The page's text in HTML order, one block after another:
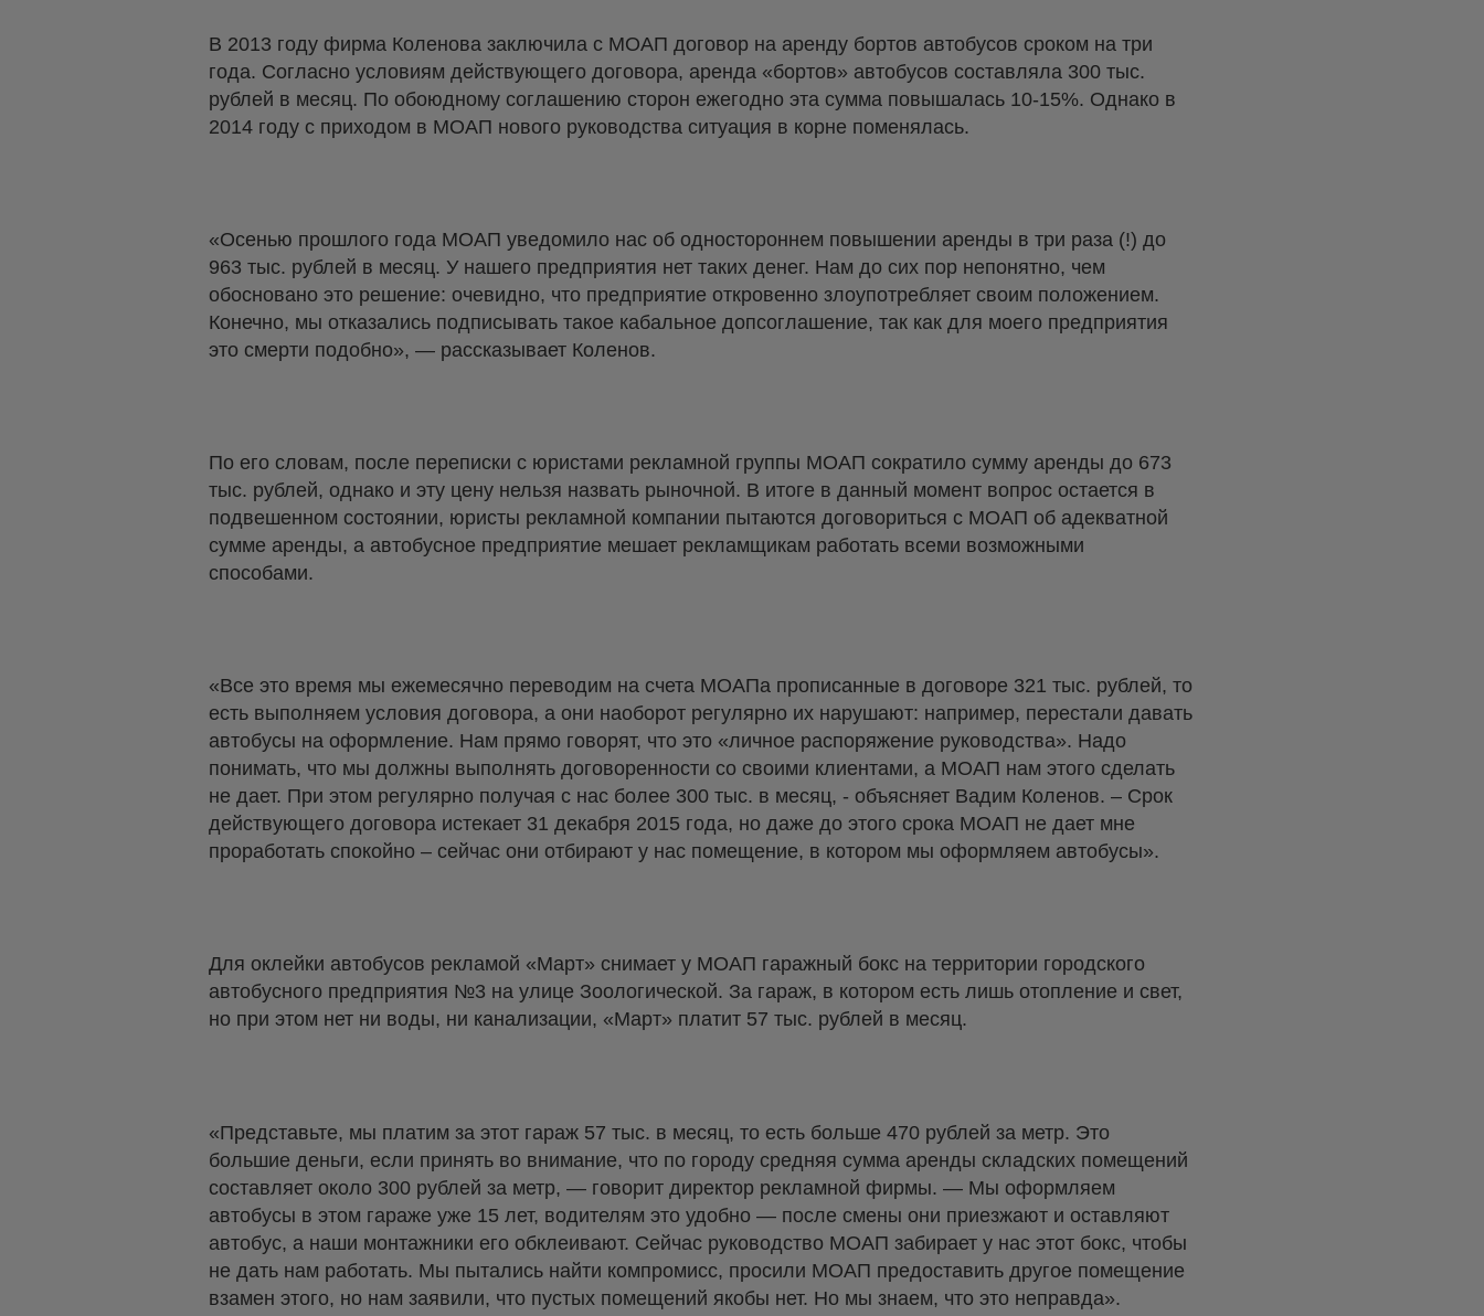
В 2013 году фирма Коленова заключила с МОАП договор на аренду бортов автобусов сроком на три
года. Согласно условиям действующего договора, аренда «бортов» автобусов составляла 300 тыс.
рублей в месяц. По обоюдному соглашению сторон ежегодно эта сумма повышалась 10-15%. Однако в
2014 году с приходом в МОАП нового руководства ситуация в корне поменялась.
«Осенью прошлого года МОАП уведомило нас об одностороннем повышении аренды в три раза (!) до
963 тыс. рублей в месяц. У нашего предприятия нет таких денег. Нам до сих пор непонятно, чем
обосновано это решение: очевидно, что предприятие откровенно злоупотребляет своим положением.
Конечно, мы отказались подписывать такое кабальное допсоглашение, так как для моего предприятия
это смерти подобно», — рассказывает Коленов.
По его словам, после переписки с юристами рекламной группы МОАП сократило сумму аренды до 673
тыс. рублей, однако и эту цену нельзя назвать рыночной. В итоге в данный момент вопрос остается в
подвешенном состоянии, юристы рекламной компании пытаются договориться с МОАП об адекватной
сумме аренды, а автобусное предприятие мешает рекламщикам работать всеми возможными
способами.
«Все это время мы ежемесячно переводим на счета МОАПа прописанные в договоре 321 тыс. рублей, то
есть выполняем условия договора, а они наоборот регулярно их нарушают: например, перестали давать
автобусы на оформление. Нам прямо говорят, что это «личное распоряжение руководства». Надо
понимать, что мы должны выполнять договоренности со своими клиентами, а МОАП нам этого сделать
не дает. При этом регулярно получая с нас более 300 тыс. в месяц, - объясняет Вадим Коленов. – Срок
действующего договора истекает 31 декабря 2015 года, но даже до этого срока МОАП не дает мне
проработать спокойно – сейчас они отбирают у нас помещение, в котором мы оформляем автобусы».
Для оклейки автобусов рекламой «Март» снимает у МОАП гаражный бокс на территории городского
автобусного предприятия №3 на улице Зоологической. За гараж, в котором есть лишь отопление и свет,
но при этом нет ни воды, ни канализации, «Март» платит 57 тыс. рублей в месяц.
«Представьте, мы платим за этот гараж 57 тыс. в месяц, то есть больше 470 рублей за метр. Это
большие деньги, если принять во внимание, что по городу средняя сумма аренды складских помещений
составляет около 300 рублей за метр, — говорит директор рекламной фирмы. — Мы оформляем
автобусы в этом гараже уже 15 лет, водителям это удобно — после смены они приезжают и оставляют
автобус, а наши монтажники его обклеивают. Сейчас руководство МОАП забирает у нас этот бокс, чтобы
не дать нам работать. Мы пытались найти компромисс, просили МОАП предоставить другое помещение
взамен этого, но нам заявили, что пустых помещений якобы нет. Но мы знаем, что это неправда».